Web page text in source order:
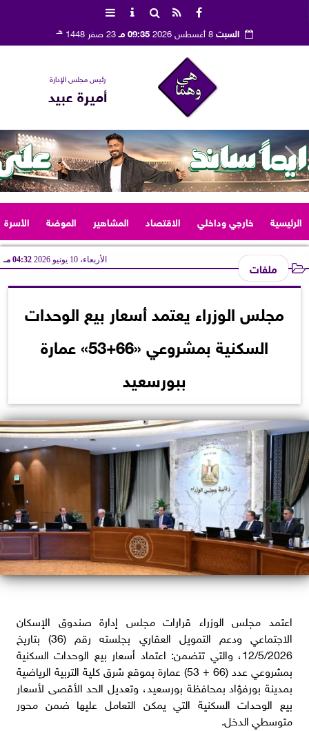
السبت8 أغسطس 2026 09:35 مـ 23 صفر 1448 هـ
رئيس مجلس الإدارة
أميرة عبيد
الرئيسية خارجي وداخلي الاقتصاد المشاهير الموضة الأسرة
ملفات الأربعاء، 10 يونيو 2026 04:32 مـ
مجلس الوزراء يعتمد أسعار بيع الوحدات
السكنية بمشروعي «66+53» عمارة
ببورسعيد
اعتمد مجلس الوزراء قرارات مجلس إدارة صندوق الإسكان
الاجتماعي ودعم التمويل العقاري بجلسته رقم (36) بتاريخ
12/5/2026، والتي تتضمن: اعتماد أسعار بيع الوحدات السكنية
بمشروعي عدد (66 + 53) عمارة بموقع شرق كلية التربية الرياضية
بمدينة بورفؤاد بمحافظة بورسعيد، وتعديل الحد الأقصى لأسعار
بيع الوحدات السكنية التي يمكن التعامل عليها ضمن محور
متوسطي الدخل.